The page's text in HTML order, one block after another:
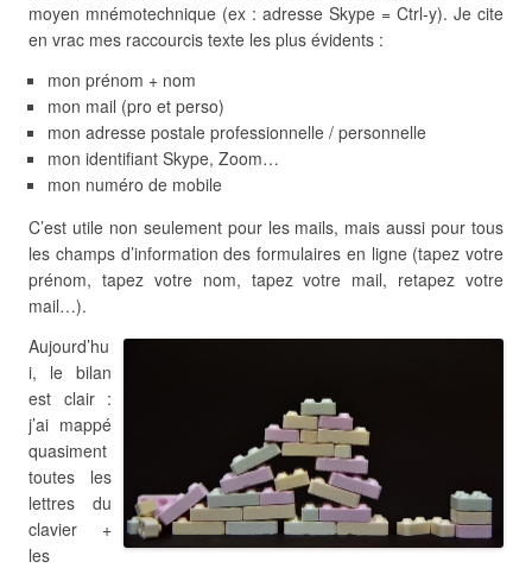
moyen mnémotechnique (ex : adresse Skype = Ctrl-y). Je cite
en vrac mes raccourcis texte les plus évidents :
mon prénom + nom
mon mail (pro et perso)
mon adresse postale professionnelle / personnelle
mon identifiant Skype, Zoom…
mon numéro de mobile
C’est utile non seulement pour les mails, mais aussi pour tous
les champs d’information des formulaires en ligne (tapez votre
prénom, tapez votre nom, tapez votre mail, retapez votre
mail…).
Aujourd’hu
i, le bilan
est clair :
j’ai mappé
quasiment
toutes les
lettres du
clavier +
les